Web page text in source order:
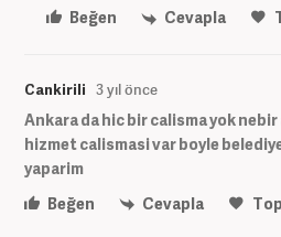
Beğen
Cevapla
Cankirili 3 yıl önce
Ankara da hic bir calisma yok
hizmet calismasi var boyle
yaparim
Beğen
Cevapla